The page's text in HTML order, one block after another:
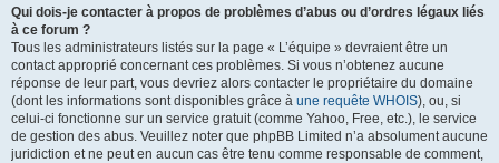
Qui dois-je contacter à propos de problèmes d’abus ou d’ordres légaux liés
à ce forum ?
Tous les administrateurs listés sur la page « L’équipe » devraient être un
contact approprié concernant ces problèmes. Si vous n’obtenez aucune
réponse de leur part, vous devriez alors contacter le propriétaire du domaine
(dont les informations sont disponibles grâce à une requête WHOIS), ou, si
celui-ci fonctionne sur un service gratuit (comme Yahoo, Free, etc.), le service
de gestion des abus. Veuillez noter que phpBB Limited n’a absolument aucune
juridiction et ne peut en aucun cas être tenu comme responsable de comment,